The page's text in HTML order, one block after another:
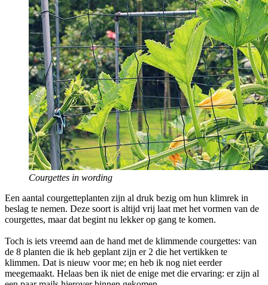
Courgettes in wording
Een aantal courgetteplanten zijn al druk bezig om hun klimrek in
beslag te nemen. Deze soort is altijd vrij laat met het vormen van de
courgettes, maar dat begint nu lekker op gang te komen.
Toch is iets vreemd aan de hand met de klimmende courgettes: van
de 8 planten die ik heb geplant zijn er 2 die het vertikken te
klimmen. Dat is nieuw voor me; en heb ik nog niet eerder
meegemaakt. Helaas ben ik niet de enige met die ervaring: er zijn al